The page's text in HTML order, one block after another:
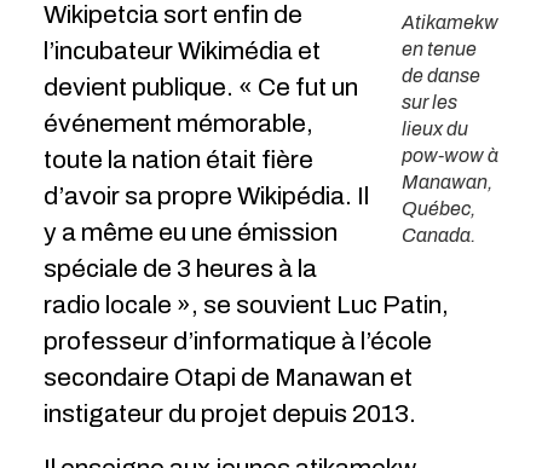
Atikamekw
en tenue
de danse
sur les
lieux du
pow-wow à
Manawan,
Québec,
Canada.
Wikipetcia sort enfin de
l’incubateur Wikimédia et
devient publique. « Ce fut un
événement mémorable,
toute la nation était fière
d’avoir sa propre Wikipédia. Il
y a même eu une émission
spéciale de 3 heures à la
radio locale », se souvient Luc Patin,
professeur d’informatique à l’école
secondaire Otapi de Manawan et
instigateur du projet depuis 2013.